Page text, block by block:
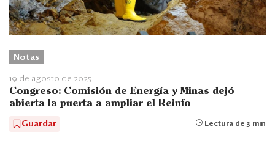
Notas
19 de agosto de 2025
Congreso: Comisión de Energía y Minas dejó
abierta la puerta a ampliar el Reinfo
Guardar Lectura de 3 min